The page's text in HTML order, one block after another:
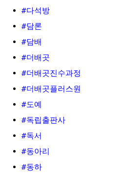
#다석방
#담론
#담배
#더배곳
#더배곳진수과정
#더배곳플러스원
#도예
#독립출판사
#독서
#동아리
#동하